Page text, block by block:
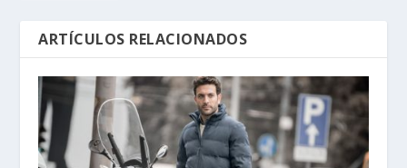
ARTÍCULOS RELACIONADOS